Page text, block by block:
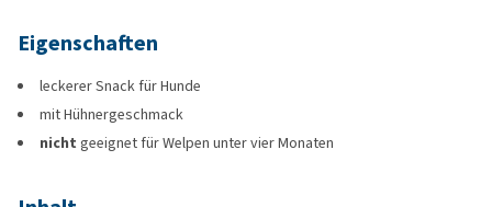
Eigenschaften
leckerer Snack für Hunde
mit Hühnergeschmack
nicht geeignet für Welpen unter vier Monaten